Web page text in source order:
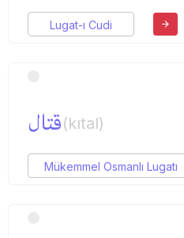
Lugat-ı Cudi
قتال(kıtal)
Mükemmel Osmanlı Lugatı